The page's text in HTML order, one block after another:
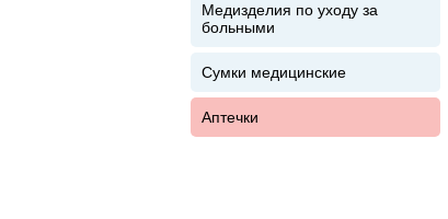
Медизделия по уходу за
больными
Сумки медицинские
Аптечки